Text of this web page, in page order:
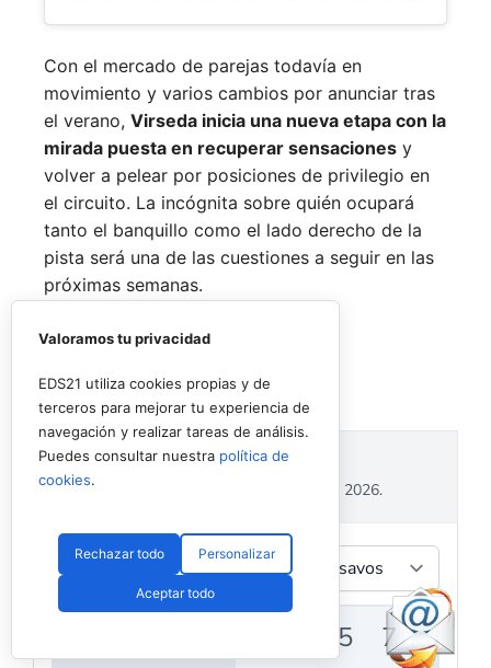
Con el mercado de parejas todavía en
movimiento y varios cambios por anunciar tras
el verano, Virseda inicia una nueva etapa con la
mirada puesta en recuperar sensaciones y
volver a pelear por posiciones de privilegio en
el circuito. La incógnita sobre quién ocupará
tanto el banquillo como el lado derecho de la
pista será una de las cuestiones a seguir en las
próximas semanas.
Valoramos tu privacidad
EDS21 utiliza cookies propias y de
terceros para mejorar tu experiencia de
navegación y realizar tareas de análisis.
Puedes consultar nuestra política de
cookies.
Rechazar todo Personalizar
Aceptar todo